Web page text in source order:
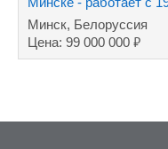
сей день
Минск, Белоруссия
Цена: 99 000 000 ₽